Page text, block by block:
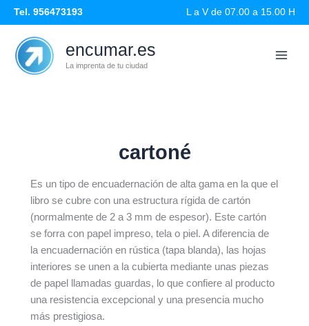
al
contenido
Tel. 956473193 L a V de 07.00 a 15.00 H
encumar.es
La imprenta de tu ciudad
cartoné
Es un tipo de encuadernación de alta gama en la que el
libro se cubre con una estructura rígida de cartón
(normalmente de 2 a 3 mm de espesor). Este cartón
se forra con papel impreso, tela o piel. A diferencia de
la encuadernación en rústica (tapa blanda), las hojas
interiores se unen a la cubierta mediante unas piezas
de papel llamadas guardas, lo que confiere al producto
una resistencia excepcional y una presencia mucho
más prestigiosa.